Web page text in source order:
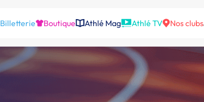
Billetterie Boutique Athlé Mag Athlé TV Nos clubs